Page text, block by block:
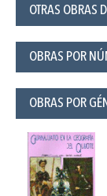
OTRAS OBRAS
OBRAS POR
OBRAS POR